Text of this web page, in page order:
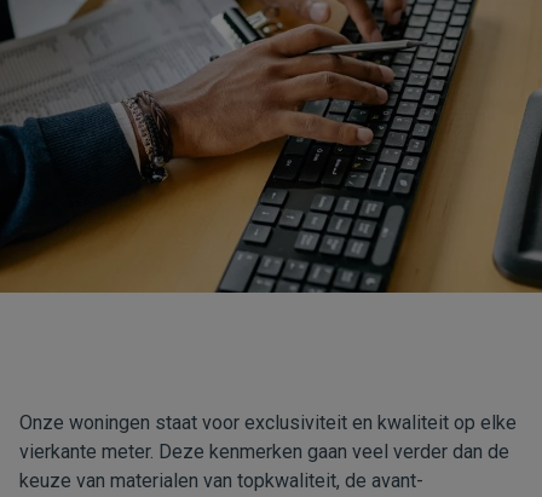
Onze woningen staat voor exclusiviteit en kwaliteit op elke
vierkante meter. Deze kenmerken gaan veel verder dan de
keuze van materialen van topkwaliteit, de avant-